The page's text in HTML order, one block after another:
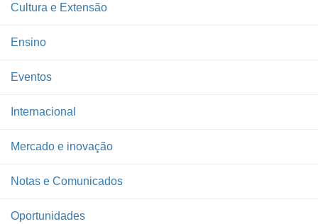
Cultura e Extensão
Ensino
Eventos
Internacional
Mercado e inovação
Notas e Comunicados
Oportunidades